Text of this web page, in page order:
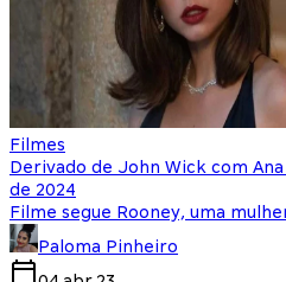
Filmes
Derivado de John Wick com
de 2024
Filme segue Rooney, uma
Paloma Pinheiro